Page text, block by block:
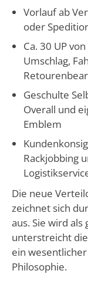
Vorlauf ab
oder
Ca. 30 UP
Umschlag,
Geschulte
Overall und
Emblem
Rackjobbing
Die neue
zeichnet sich
aus. Sie wird
unterstreicht
ein
Philosophie.